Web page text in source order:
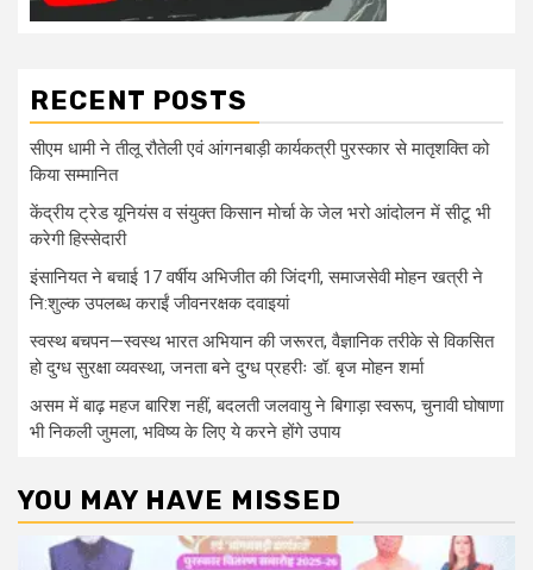
RECENT POSTS
सीएम धामी ने तीलू रौतेली एवं आंगनबाड़ी कार्यकत्री पुरस्कार से मातृशक्ति को
किया सम्मानित
केंद्रीय ट्रेड यूनियंस व संयुक्त किसान मोर्चा के जेल भरो आंदोलन में सीटू भी
करेगी हिस्सेदारी
इंसानियत ने बचाई 17 वर्षीय अभिजीत की जिंदगी, समाजसेवी मोहन खत्री ने
नि:शुल्क उपलब्ध कराईं जीवनरक्षक दवाइयां
स्वस्थ बचपन—स्वस्थ भारत अभियान की जरूरत, वैज्ञानिक तरीके से विकसित
हो दुग्ध सुरक्षा व्यवस्था, जनता बने दुग्ध प्रहरीः डॉ. बृज मोहन शर्मा
असम में बाढ़ महज बारिश नहीं, बदलती जलवायु ने बिगाड़ा स्वरूप, चुनावी घोषाणा
भी निकली जुमला, भविष्य के लिए ये करने होंगे उपाय
YOU MAY HAVE MISSED